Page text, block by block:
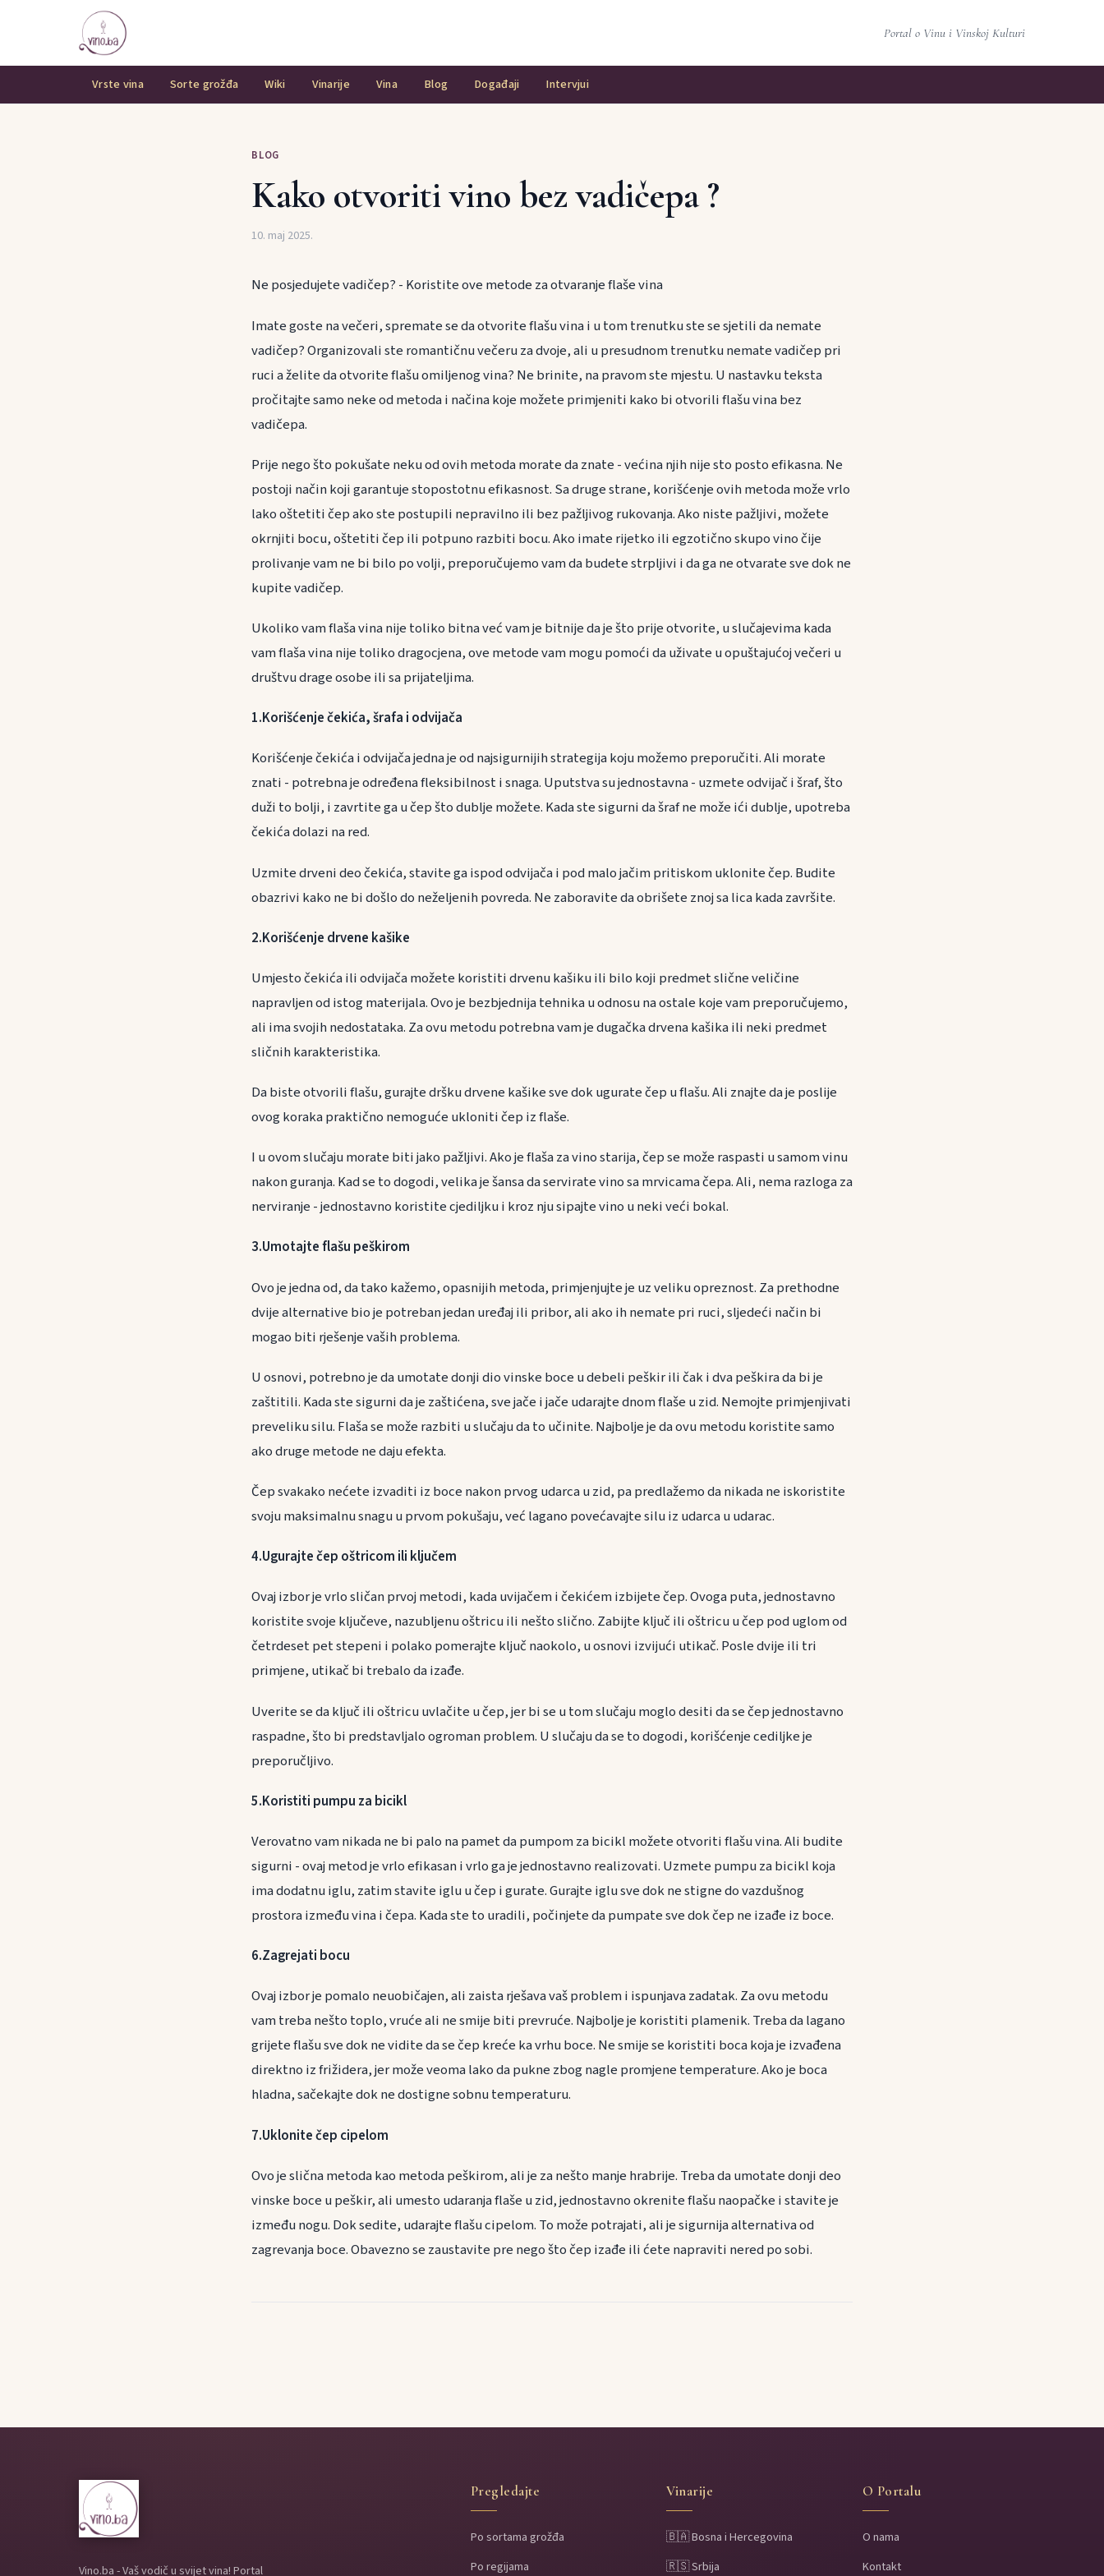
Portal o Vinu i Vinskoj Kulturi
Vrste vina Sorte grožđa Wiki Vinarije Vina Blog Događaji Intervjui
BLOG
Kako otvoriti vino bez vadičepa ?
10. maj 2025.
Ne posjedujete vadičep? - Koristite ove metode za otvaranje flaše vina
Imate goste na večeri, spremate se da otvorite flašu vina i u tom trenutku ste se sjetili da nemate
vadičep? Organizovali ste romantičnu večeru za dvoje, ali u presudnom trenutku nemate vadičep pri
ruci a želite da otvorite flašu omiljenog vina? Ne brinite, na pravom ste mjestu. U nastavku teksta
pročitajte samo neke od metoda i načina koje možete primjeniti kako bi otvorili flašu vina bez
vadičepa.
Prije nego što pokušate neku od ovih metoda morate da znate - većina njih nije sto posto efikasna. Ne
postoji način koji garantuje stopostotnu efikasnost. Sa druge strane, korišćenje ovih metoda može vrlo
lako oštetiti čep ako ste postupili nepravilno ili bez pažljivog rukovanja. Ako niste pažljivi, možete
okrnjiti bocu, oštetiti čep ili potpuno razbiti bocu. Ako imate rijetko ili egzotično skupo vino čije
prolivanje vam ne bi bilo po volji, preporučujemo vam da budete strpljivi i da ga ne otvarate sve dok ne
kupite vadičep.
Ukoliko vam flaša vina nije toliko bitna već vam je bitnije da je što prije otvorite, u slučajevima kada
vam flaša vina nije toliko dragocjena, ove metode vam mogu pomoći da uživate u opuštajućoj večeri u
društvu drage osobe ili sa prijateljima.
1.Korišćenje čekića, šrafa i odvijača
Korišćenje čekića i odvijača jedna je od najsigurnijih strategija koju možemo preporučiti. Ali morate
znati - potrebna je određena fleksibilnost i snaga. Uputstva su jednostavna - uzmete odvijač i šraf, što
duži to bolji, i zavrtite ga u čep što dublje možete. Kada ste sigurni da šraf ne može ići dublje, upotreba
čekića dolazi na red.
Uzmite drveni deo čekića, stavite ga ispod odvijača i pod malo jačim pritiskom uklonite čep. Budite
obazrivi kako ne bi došlo do neželjenih povreda. Ne zaboravite da obrišete znoj sa lica kada završite.
2.Korišćenje drvene kašike
Umjesto čekića ili odvijača možete koristiti drvenu kašiku ili bilo koji predmet slične veličine
napravljen od istog materijala. Ovo je bezbjednija tehnika u odnosu na ostale koje vam preporučujemo,
ali ima svojih nedostataka. Za ovu metodu potrebna vam je dugačka drvena kašika ili neki predmet
sličnih karakteristika.
Da biste otvorili flašu, gurajte dršku drvene kašike sve dok ugurate čep u flašu. Ali znajte da je poslije
ovog koraka praktično nemoguće ukloniti čep iz flaše.
I u ovom slučaju morate biti jako pažljivi. Ako je flaša za vino starija, čep se može raspasti u samom vinu
nakon guranja. Kad se to dogodi, velika je šansa da servirate vino sa mrvicama čepa. Ali, nema razloga za
nerviranje - jednostavno koristite cjediljku i kroz nju sipajte vino u neki veći bokal.
3.Umotajte flašu peškirom
Ovo je jedna od, da tako kažemo, opasnijih metoda, primjenjujte je uz veliku opreznost. Za prethodne
dvije alternative bio je potreban jedan uređaj ili pribor, ali ako ih nemate pri ruci, sljedeći način bi
mogao biti rješenje vaših problema.
U osnovi, potrebno je da umotate donji dio vinske boce u debeli peškir ili čak i dva peškira da bi je
zaštitili. Kada ste sigurni da je zaštićena, sve jače i jače udarajte dnom flaše u zid. Nemojte primjenjivati
preveliku silu. Flaša se može razbiti u slučaju da to učinite. Najbolje je da ovu metodu koristite samo
ako druge metode ne daju efekta.
Čep svakako nećete izvaditi iz boce nakon prvog udarca u zid, pa predlažemo da nikada ne iskoristite
svoju maksimalnu snagu u prvom pokušaju, već lagano povećavajte silu iz udarca u udarac.
4.Ugurajte čep oštricom ili ključem
Ovaj izbor je vrlo sličan prvoj metodi, kada uvijačem i čekićem izbijete čep. Ovoga puta, jednostavno
koristite svoje ključeve, nazubljenu oštricu ili nešto slično. Zabijte ključ ili oštricu u čep pod uglom od
četrdeset pet stepeni i polako pomerajte ključ naokolo, u osnovi izvijući utikač. Posle dvije ili tri
primjene, utikač bi trebalo da izađe.
Uverite se da ključ ili oštricu uvlačite u čep, jer bi se u tom slučaju moglo desiti da se čep jednostavno
raspadne, što bi predstavljalo ogroman problem. U slučaju da se to dogodi, korišćenje cediljke je
preporučljivo.
5.Koristiti pumpu za bicikl
Verovatno vam nikada ne bi palo na pamet da pumpom za bicikl možete otvoriti flašu vina. Ali budite
sigurni - ovaj metod je vrlo efikasan i vrlo ga je jednostavno realizovati. Uzmete pumpu za bicikl koja
ima dodatnu iglu, zatim stavite iglu u čep i gurate. Gurajte iglu sve dok ne stigne do vazdušnog
prostora između vina i čepa. Kada ste to uradili, počinjete da pumpate sve dok čep ne izađe iz boce.
6.Zagrejati bocu
Ovaj izbor je pomalo neuobičajen, ali zaista rješava vaš problem i ispunjava zadatak. Za ovu metodu
vam treba nešto toplo, vruće ali ne smije biti prevruće. Najbolje je koristiti plamenik. Treba da lagano
grijete flašu sve dok ne vidite da se čep kreće ka vrhu boce. Ne smije se koristiti boca koja je izvađena
direktno iz frižidera, jer može veoma lako da pukne zbog nagle promjene temperature. Ako je boca
hladna, sačekajte dok ne dostigne sobnu temperaturu.
7.Uklonite čep cipelom
Ovo je slična metoda kao metoda peškirom, ali je za nešto manje hrabrije. Treba da umotate donji deo
vinske boce u peškir, ali umesto udaranja flaše u zid, jednostavno okrenite flašu naopačke i stavite je
između nogu. Dok sedite, udarajte flašu cipelom. To može potrajati, ali je sigurnija alternativa od
zagrevanja boce. Obavezno se zaustavite pre nego što čep izađe ili ćete napraviti nered po sobi.
Vino.ba - Vaš vodič u svijet vina! Portal
Pregledajte
Po sortama grožđa
Po regijama
Vinarije
🇧🇦 Bosna i Hercegovina
🇷🇸 Srbija
O Portalu
O nama
Kontakt